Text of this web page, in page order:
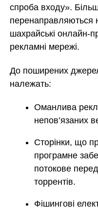
спроба входу».
перенаправляються
шахрайські онлайн-
рекламні мережі.
До поширених
належать:
Оманлива
непов’язаних
Сторінки, що
програмне
потокове
торрентів.
Фішингові